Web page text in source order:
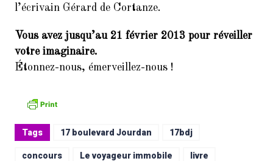
l’écrivain Gérard de Cortanze.
Vous avez jusqu’au 21 février 2013 pour réveiller
votre imaginaire.
Étonnez-nous, émerveillez-nous !
Tags 17 boulevard Jourdan 17bdj
concours Le voyageur immobile livre